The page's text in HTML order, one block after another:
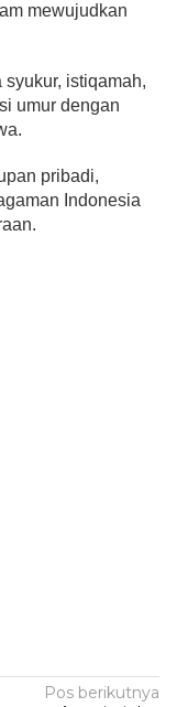
mewujudkan
istiqamah,
umur dengan
pribadi,
Indonesia
Pos berikutnya